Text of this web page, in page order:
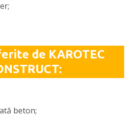
de KAROTEC
beton;